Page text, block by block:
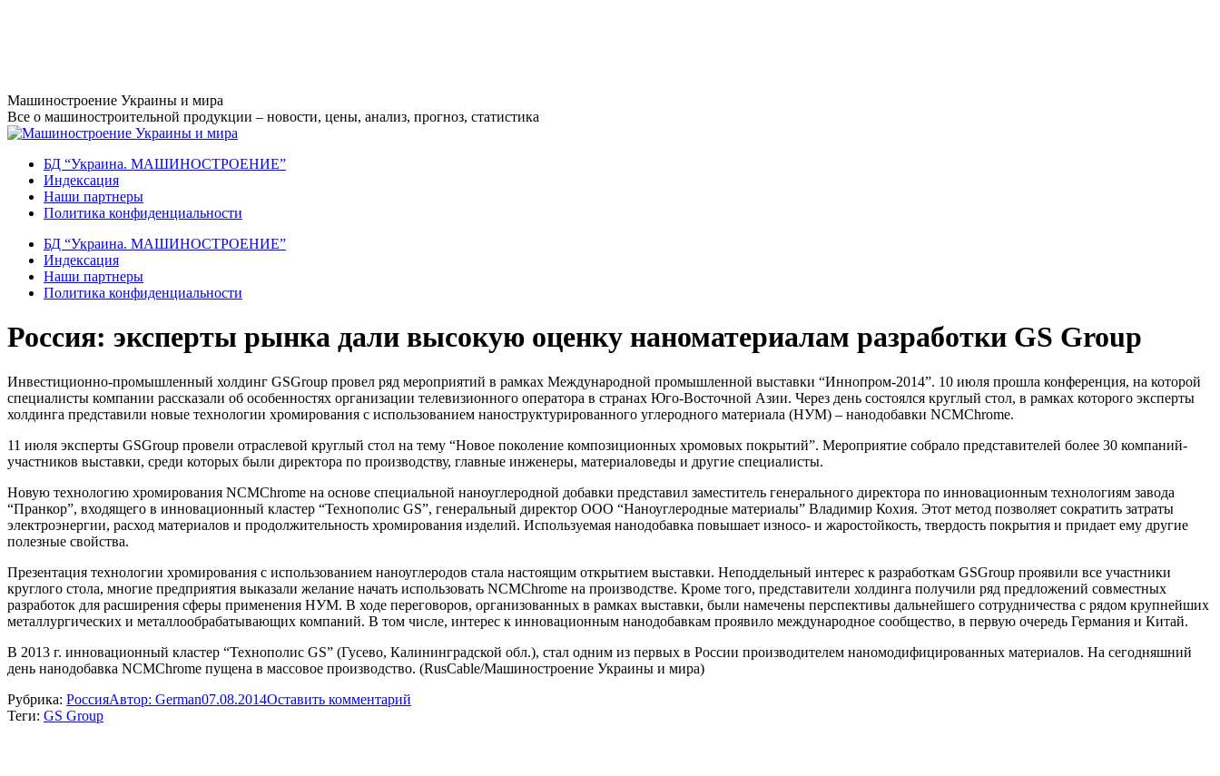
Перейти
к
содержанию
Машиностроение Украины и мира
Все о машиностроительной продукции – новости, цены, анализ, прогноз, статистика
БД “Украина. МАШИНОСТРОЕНИЕ”
Индекcация
Наши партнеры
Политика конфиденциальности
БД “Украина. МАШИНОСТРОЕНИЕ”
Индекcация
Наши партнеры
Политика конфиденциальности
Россия: эксперты рынка дали высокую оценку наноматериалам разработки GS Group
Инвестиционно-промышленный холдинг GSGroup провел ряд мероприятий в рамках Международной промышленной выставки “Иннопром-2014”. 10 июля прошла конференция, на которой
специалисты компании рассказали об особенностях организации телевизионного оператора в странах Юго-Восточной Азии. Через день состоялся круглый стол, в рамках которого эксперты
холдинга представили новые технологии хромирования с использованием наноструктурированного углеродного материала (НУМ) – нанодобавки NCMChrome.
11 июля эксперты GSGroup провели отраслевой круглый стол на тему “Новое поколение композиционных хромовых покрытий”. Мероприятие собрало представителей более 30 компаний-
участников выставки, среди которых были директора по производству, главные инженеры, материаловеды и другие специалисты.
Новую технологию хромирования NCMChrome на основе специальной наноуглеродной добавки представил заместитель генерального директора по инновационным технологиям завода
“Пранкор”, входящего в инновационный кластер “Технополис GS”, генеральный директор ООО “Наноуглеродные материалы” Владимир Кохия. Этот метод позволяет сократить затраты
электроэнергии, расход материалов и продолжительность хромирования изделий. Используемая нанодобавка повышает износо- и жаростойкость, твердость покрытия и придает ему другие
полезные свойства.
Презентация технологии хромирования с использованием наноуглеродов стала настоящим открытием выставки. Неподдельный интерес к разработкам GSGroup проявили все участники
круглого стола, многие предприятия выказали желание начать использовать NCMChrome на производстве. Кроме того, представители холдинга получили ряд предложений совместных
разработок для расширения сферы применения НУМ. В ходе переговоров, организованных в рамках выставки, были намечены перспективы дальнейшего сотрудничества с рядом крупнейших
металлургических и металлообрабатывающих компаний. В том числе, интерес к инновационным нанодобавкам проявило международное сообщество, в первую очередь Германия и Китай.
В 2013 г. инновационный кластер “Технополис GS” (Гусево, Калининградской обл.), стал одним из первых в России производителем наномодифицированных материалов. На сегодняшний
день нанодобавка NCMChrome пущена в массовое производство. (RusCable/Машиностроение Украины и мира)
Рубрика: РоссияАвтор: German07.08.2014Оставить комментарий
Теги: GS Group